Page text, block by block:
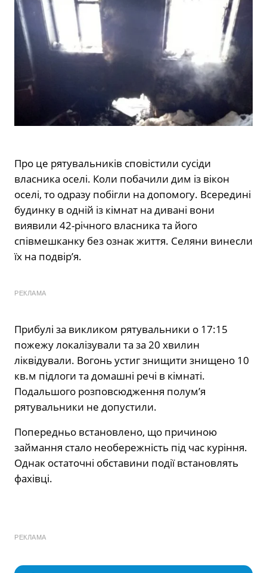
Про це рятувальників сповістили сусіди
власника оселі. Коли побачили дим із вікон
оселі, то одразу побігли на допомогу. Всередині
будинку в одній із кімнат на дивані вони
виявили 42-річного власника та його
співмешканку без ознак життя. Селяни винесли
їх на подвір’я.
РЕКЛАМА
Прибулі за викликом рятувальники о 17:15
пожежу локалізували та за 20 хвилин
ліквідували. Вогонь устиг знищити знищено 10
кв.м підлоги та домашні речі в кімнаті.
Подальшого розповсюдження полум’я
рятувальники не допустили.
Попередньо встановлено, що причиною
займання стало необережність під час куріння.
Однак остаточні обставини події встановлять
фахівці.
РЕКЛАМА